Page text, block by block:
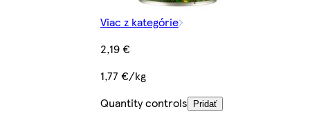
Viac z kategórie
2,19 €
1,77 €/kg
Quantity controls
Pridať